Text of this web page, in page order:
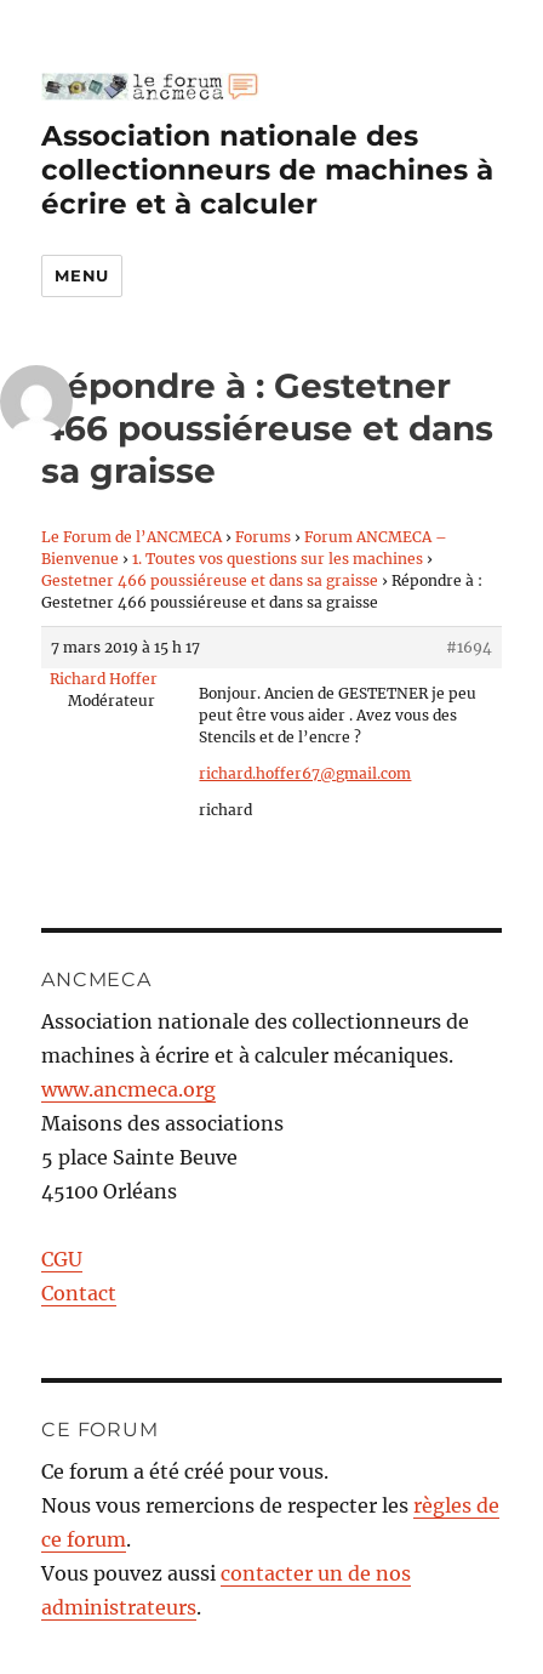
Association nationale des
collectionneurs de machines à
écrire et à calculer
MENU
Répondre à : Gestetner
466 poussiéreuse et dans
sa graisse
Le Forum de l’ANCMECA › Forums › Forum ANCMECA –
Bienvenue › 1. Toutes vos questions sur les machines ›
Gestetner 466 poussiéreuse et dans sa graisse › Répondre à :
Gestetner 466 poussiéreuse et dans sa graisse
7 mars 2019 à 15 h 17
#1694
Richard Hoffer
Modérateur
Bonjour. Ancien de GESTETNER je peu
peut être vous aider . Avez vous des
Stencils et de l’encre ?
richard.hoffer67@gmail.com
richard
ANCMECA
Association nationale des collectionneurs de
machines à écrire et à calculer mécaniques.
www.ancmeca.org
Maisons des associations
5 place Sainte Beuve
45100 Orléans
CGU
Contact
CE FORUM
Ce forum a été créé pour vous.
Nous vous remercions de respecter lesrègles de
ce forum.
Vous pouvez aussicontacter un de nos
administrateurs.